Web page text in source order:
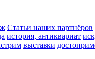
Статьи наших партнёров
история, антиквариат
выставки